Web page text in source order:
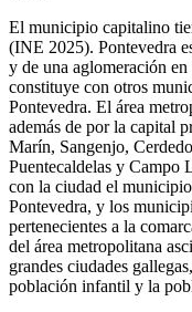
El municipio capitalino
(INE 2025). Pontevedra
y de una aglomeración
constituye con otros
Pontevedra. El área
además de por la capital
Marín, Sangenjo,
Puentecaldelas y Campo
con la ciudad el
Pontevedra, y los
pertenecientes a la
del área metropolitana
grandes ciudades
población infantil y la